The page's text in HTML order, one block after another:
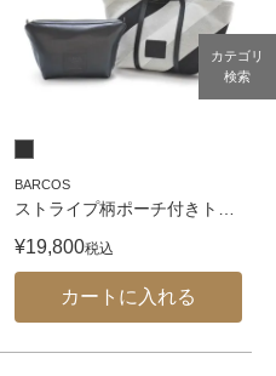
BARCOS
ストライプ柄ポーチ付きト
¥19,800税込
カートに入れる
カテゴリ
検索